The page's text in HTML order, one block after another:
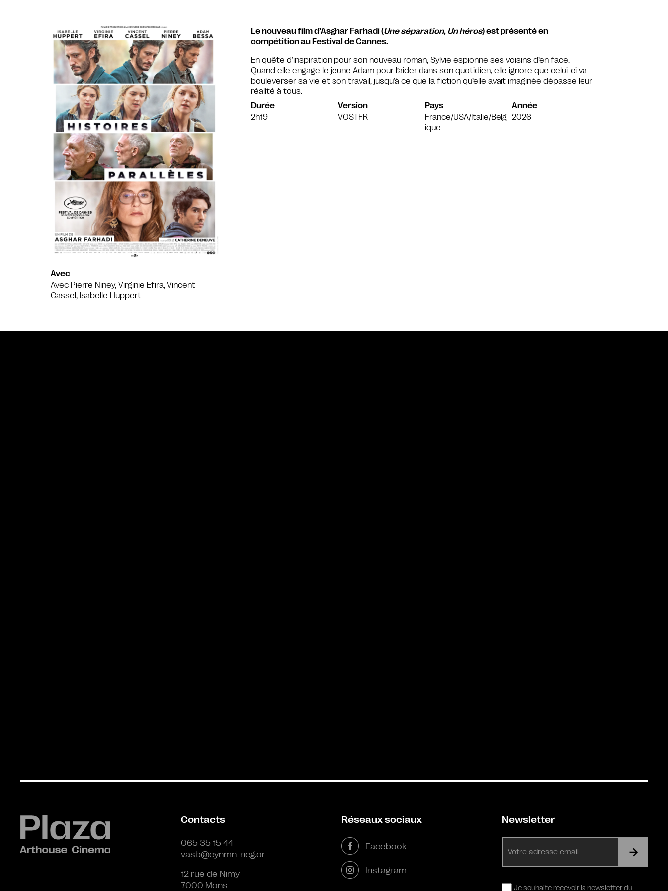
Avec
Avec Pierre Niney, Virginie Efira, Vincent
Cassel, Isabelle Huppert
Le nouveau film d’Asghar Farhadi (Une séparation, Un héros) est présenté en
compétition au Festival de Cannes.
En quête d’inspiration pour son nouveau roman, Sylvie espionne ses voisins d’en face.
Quand elle engage le jeune Adam pour l’aider dans son quotidien, elle ignore que celui-ci va
bouleverser sa vie et son travail, jusqu’à ce que la fiction qu’elle avait imaginée dépasse leur
réalité à tous.
Durée
2h19
Version
VOSTFR
Pays
France/USA/Italie/Belg
ique
Année
2026
Contacts
065 35 15 44
vasb@cynmn-neg.or
12 rue de Nimy
7000 Mons
Réseaux sociaux
Facebook
Instagram
Newsletter
mail
RGPDJe souhaite recevoir la newsletter du